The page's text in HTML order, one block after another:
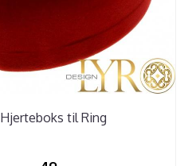
Hjerteboks til Ring